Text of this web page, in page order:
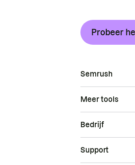
Probeer
Semrush
Meer tools
Bedrijf
Support